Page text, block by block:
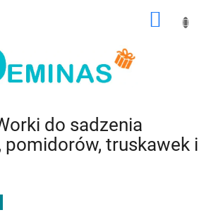
do sadzenia
pomidorów, truskawek i